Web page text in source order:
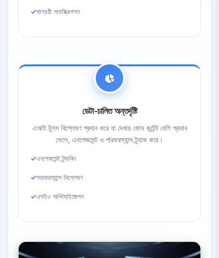
সাশ্রয়ী সাবস্ক্রিপশন
ডেটা-চালিত অন্তর্দৃষ্টি
এআই টুলস বিশ্লেষণ প্রদান করে যা দেখায় কোন কন্টেন্ট বেশি প্রভাব
ফেলে, এনগেজমেন্ট ও পারফরম্যান্স ট্র্যাক করে।
এনগেজমেন্ট ট্র্যাকিং
পারফরম্যান্স বিশ্লেষণ
এসইও অপ্টিমাইজেশন